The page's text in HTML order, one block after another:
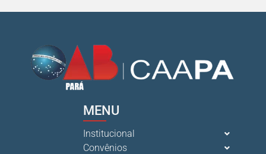
MENU
Institucional
Convênios